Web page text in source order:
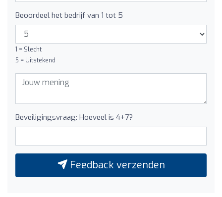
Beoordeel het bedrijf van 1 tot 5
1 = Slecht
5 = Uitstekend
Beveiligingsvraag: Hoeveel is 4+7?
Feedback verzenden